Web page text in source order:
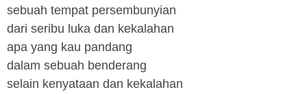
sebuah tempat persembunyian
dari seribu luka dan kekalahan
apa yang kau pandang
dalam sebuah benderang
selain kenyataan dan kekalahan